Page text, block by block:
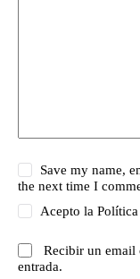
Save my name,
the next time I
Acepto la
Recibir un email
entrada.